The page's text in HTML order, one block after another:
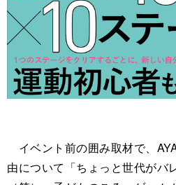
イベント前の囲み取材で、
由について「ちょっと世代がバ